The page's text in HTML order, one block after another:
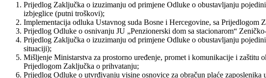
Prijedlog Zaključka o izuzimanju od primjene Odluke o obustavljanju
izbjeglice (putni troškovi);
Implementacija odluka Ustavnog suda Bosne i Hercegovine, sa Prijedlogom
Prijedlog Odluke o osnivanju JU „Penzionerski dom sa stacionarom“
Prijedlog Zaključka o izuzimanju od primjene Odluke o obustavljanju
situaciji);
Mišljenje Ministarstva za prostorno uređenje, promet i komunikacije i
Prijedlogom Zaključka o prihvatanju;
Prijedlog Odluke o utvrđivanju visine osnovice za obračun plaće